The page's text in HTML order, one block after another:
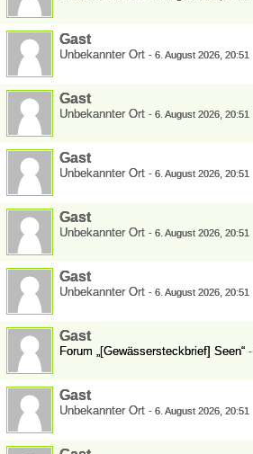
Gast
Unbekannter Ort - 6. August 2026, 20:51
Gast
Unbekannter Ort - 6. August 2026, 20:51
Gast
Unbekannter Ort - 6. August 2026, 20:51
Gast
Unbekannter Ort - 6. August 2026, 20:51
Gast
Unbekannter Ort - 6. August 2026, 20:51
Gast
Forum „[Gewässersteckbrief] Seen“ -
Gast
Unbekannter Ort - 6. August 2026, 20:51